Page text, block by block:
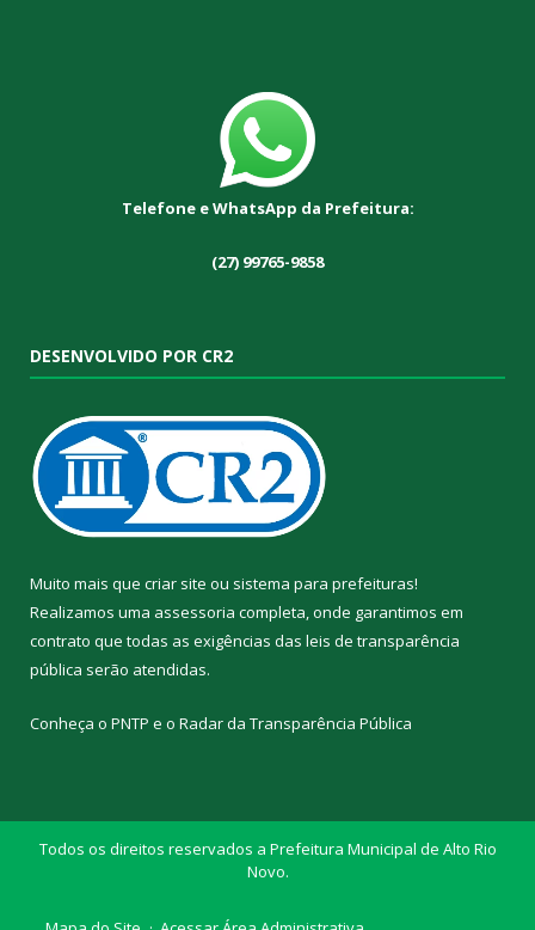
Telefone e WhatsApp da Prefeitura:
(27) 99765-9858
DESENVOLVIDO POR CR2
Muito mais que criar site ou sistema para prefeituras!
Realizamos uma assessoria completa, onde garantimos em
contrato que todas as exigências das leis de transparência
pública serão atendidas.
Conheça o PNTP e o Radar da Transparência Pública
Todos os direitos reservados a Prefeitura Municipal de Alto Rio
Novo.